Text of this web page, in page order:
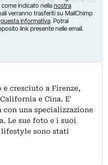
indicato nella nostra
verranno trasferiti su MailChimp
questa informativa. Potrai
link presente nelle email.
cresciuto a Firenze,
e Cina. E'
una specializzazione
Le sue foto e i suoi
sono stati